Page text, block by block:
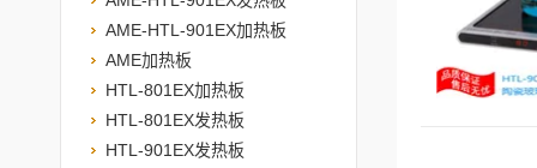
AME-HTL-901EX加热板
AME加热板
HTL-801EX加热板
HTL-801EX发热板
HTL-901EX发热板